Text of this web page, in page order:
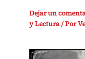
Dejar un
y Lectura/ Por